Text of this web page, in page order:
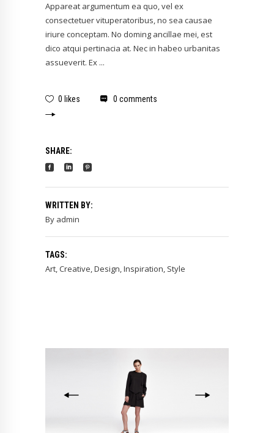
Appareat argumentum ea quo, vel ex
consectetuer vituperatoribus, no sea causae
iriure conceptam. No doming ancillae mei, est
dico atqui pertinacia at. Nec in habeo urbanitas
assueverit. Ex
0 likes 0 comments
SHARE:
WRITTEN BY:
By admin
TAGS:
Art,Creative,Design,Inspiration, Style